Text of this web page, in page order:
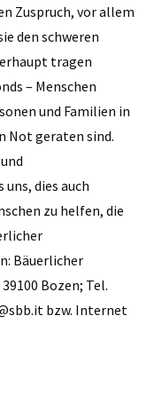
Zuspruch, vor allem
den schweren
tragen
– Menschen
und Familien in
Not geraten sind.
dies auch
zu helfen, die
Bäuerlicher
Bozen; Tel.
bzw. Internet